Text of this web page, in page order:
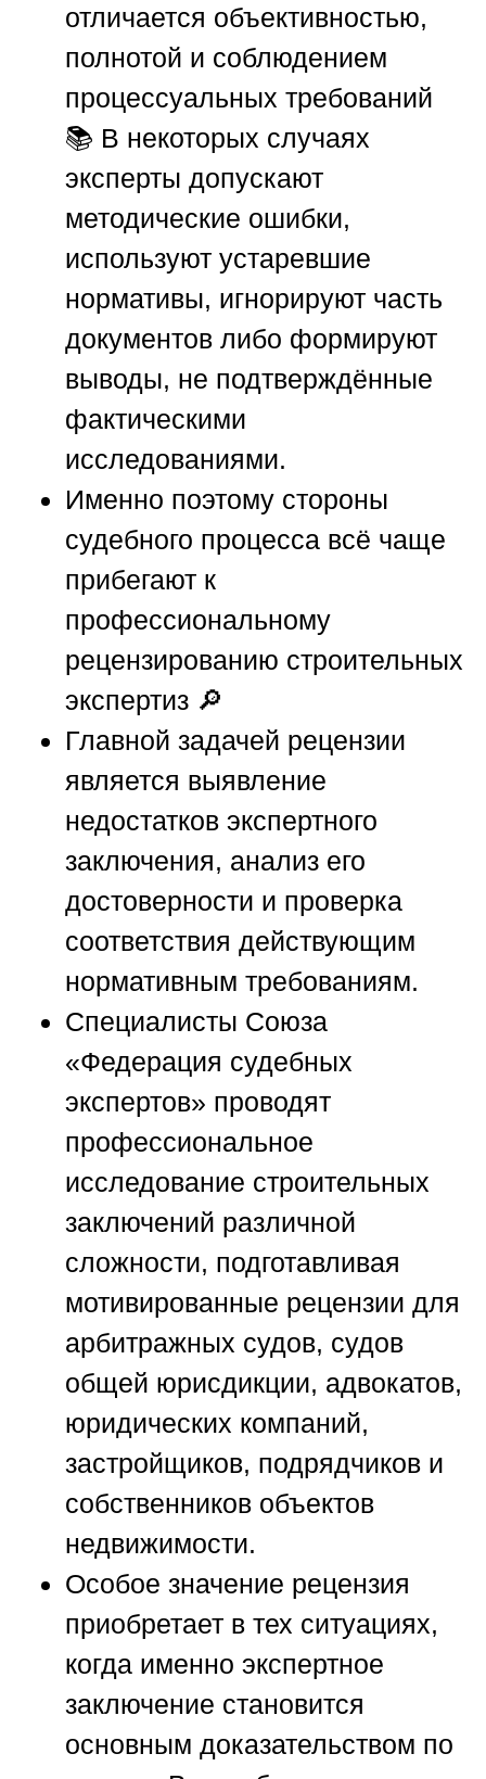
отличается объективностью,
полнотой и соблюдением
процессуальных требований
📚 В некоторых случаях
эксперты допускают
методические ошибки,
используют устаревшие
нормативы, игнорируют часть
документов либо формируют
выводы, не подтверждённые
фактическими
исследованиями.
Именно поэтому стороны
судебного процесса всё чаще
прибегают к
профессиональному
рецензированию строительных
экспертиз 🔎
Главной задачей рецензии
является выявление
недостатков экспертного
заключения, анализ его
достоверности и проверка
соответствия действующим
нормативным требованиям.
Специалисты Союза
«Федерация судебных
экспертов» проводят
профессиональное
исследование строительных
заключений различной
сложности, подготавливая
мотивированные рецензии для
арбитражных судов, судов
общей юрисдикции, адвокатов,
юридических компаний,
застройщиков, подрядчиков и
собственников объектов
недвижимости.
Особое значение рецензия
приобретает в тех ситуациях,
когда именно экспертное
заключение становится
основным доказательством по